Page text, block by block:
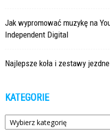
Jak wypromować muzykę na
Independent Digital
Najlepsze koła i zestawy
KATEGORIE
Kategorie